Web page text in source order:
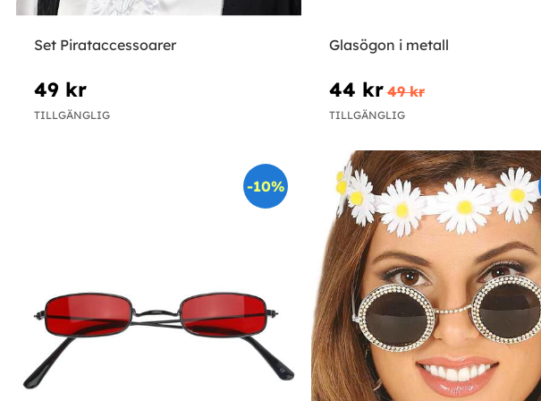
Set Pirataccessoarer
49 kr
TILLGÄNGLIG
Glasögon i metall
44 kr 49 kr
TILLGÄNGLIG
-10%